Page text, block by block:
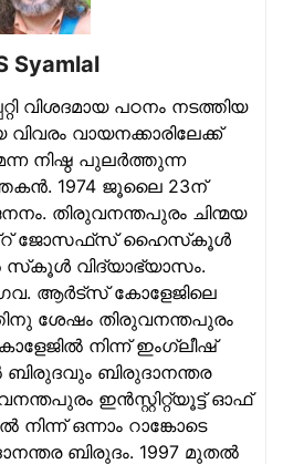
Syamlal
വിശദമായ പഠനം നടത്തിയ
വായനക്കാരിലേക്ക്
നിഷ്ഠ പുലര്‍ത്തുന്ന
1974 ജൂലൈ 23ന്
തിരുവനന്തപുരം ചിന്മയ
ജോസഫ്‌സ് ഹൈസ്‌കൂള്‍
സ്‌കൂള്‍ വിദ്യാഭ്യാസം.
ആര്‍ട്‌സ് കോളേജിലെ
ശേഷം തിരുവനന്തപുരം
നിന്ന് ഇംഗ്ലീഷ്
ബിരുദാനന്തര
ഇന്‍സ്റ്റിറ്റ്യൂട്ട് ഓഫ്
ഒന്നാം റാങ്കോടെ
ബിരുദം. 1997 മുതല്‍